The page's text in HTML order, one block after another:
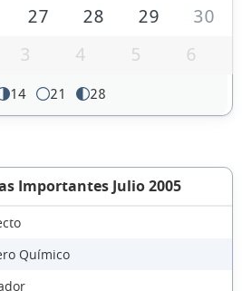
27 28 29
30
3 4 5 6
14 21 28
Importantes Julio 2005
Químico